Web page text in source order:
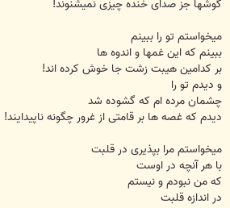
گوشها جز صدای خنده چیزی نمیشنوند!
میخواستم تو را ببینم
ببینم که این غمها و اندوه ها
بر کدامین هیبت زشت جا خوش کرده اند!
و دیدم تو را
چشمان مرده ام که گشوده شد
دیدم که غصه ها بر قامتی از غرور چگونه ناپیدایند!
میخواستم مرا بپذیری در قلبت
با هر آنچه در اوست
که من نبودم و نیستم
در اندازه قلبت